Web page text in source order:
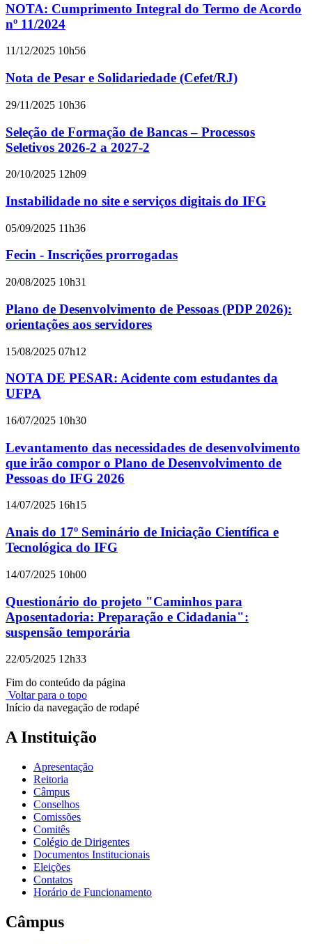
NOTA: Cumprimento Integral do Termo de Acordo
nº 11/2024
11/12/2025 10h56
Nota de Pesar e Solidariedade (Cefet/RJ)
29/11/2025 10h36
Seleção de Formação de Bancas – Processos
Seletivos 2026-2 a 2027-2
20/10/2025 12h09
Instabilidade no site e serviços digitais do IFG
05/09/2025 11h36
Fecin - Inscrições prorrogadas
20/08/2025 10h31
Plano de Desenvolvimento de Pessoas (PDP 2026):
orientações aos servidores
15/08/2025 07h12
NOTA DE PESAR: Acidente com estudantes da
UFPA
16/07/2025 10h30
Levantamento das necessidades de desenvolvimento
que irão compor o Plano de Desenvolvimento de
Pessoas do IFG 2026
14/07/2025 16h15
Anais do 17º Seminário de Iniciação Científica e
Tecnológica do IFG
14/07/2025 10h00
Questionário do projeto "Caminhos para
Aposentadoria: Preparação e Cidadania":
suspensão temporária
22/05/2025 12h33
Fim do conteúdo da página
Voltar para o topo
Início da navegação de rodapé
A Instituição
Apresentação
Reitoria
Câmpus
Conselhos
Comissões
Comitês
Colégio de Dirigentes
Documentos Institucionais
Eleições
Contatos
Horário de Funcionamento
Câmpus